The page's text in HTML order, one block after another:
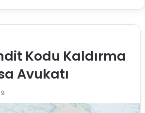
Kodu Kaldırma
Avukatı
9